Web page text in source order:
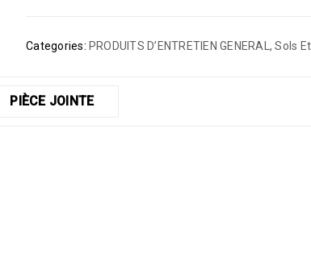
Categories: PRODUITS D’ENTRETIEN GENERAL ,Sols
PIÈCE JOINTE